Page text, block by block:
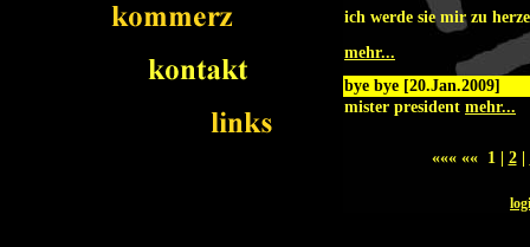
ich werde sie mir zu
mehr...
bye bye [20.Jan.2009]
mister president mehr...
««« «« 1 | 2|